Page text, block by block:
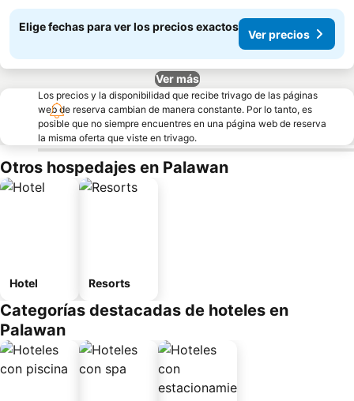
Elige fechas para ver los precios exactos
Ver precios
Ver más
Los precios y la disponibilidad que recibe trivago de las páginas
web de reserva cambian de manera constante. Por lo tanto, es
posible que no siempre encuentres en una página web de reserva
la misma oferta que viste en trivago.
Otros hospedajes en Palawan
Hotel Resorts
Categorías destacadas de hoteles en
Palawan